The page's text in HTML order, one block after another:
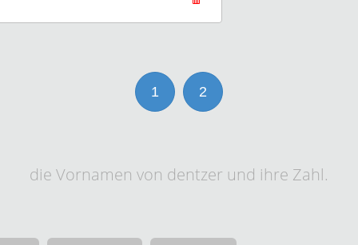
1 2
die Vornamen von dentzer und ihre Zahl.